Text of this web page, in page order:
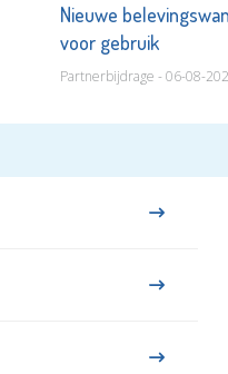
Nieuwe
voor gebruik
Partnerbijdrage - 06-08-